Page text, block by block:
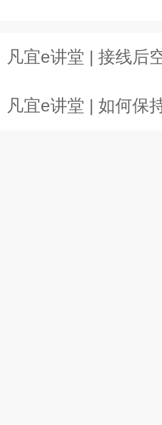
凡宜e讲堂 | 接线后空
凡宜e讲堂 | 如何保持光